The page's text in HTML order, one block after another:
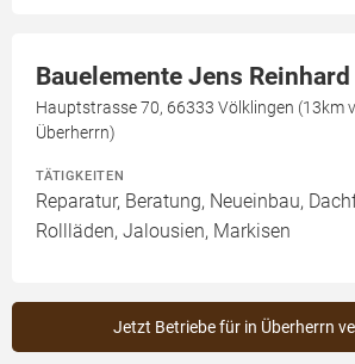
Bauelemente Jens Reinhard
Hauptstrasse 70, 66333 Völklingen (13km
Überherrn)
TÄTIGKEITEN
Reparatur, Beratung, Neueinbau,
Rollläden, Jalousien, Markisen
Jetzt Betriebe für in Überherrn